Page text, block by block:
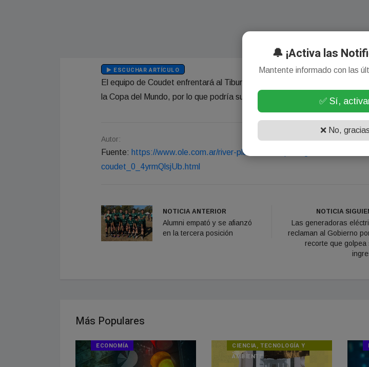
ESCUCHAR ARTÍCULO
El equipo de Coudet enfrentará al Tiburón el 17 de julio, una fecha cercana
la Copa del Mundo, por lo que podría sufrir bajas.
Autor:
Fuente: https://www.ole.com.ar/river-plate/river-copa-argentina-mundial-
coudet_0_4yrmQlsjUb.html
NOTICIA ANTERIOR
Alumni empató y se afianzó
en la tercera posición
NOTICIA
Las generadoras
reclaman al Gobierno
recorte que golpea
Más Populares
ECONOMÍA
CIENCIA, TECNOLOGÍA Y
AMBIENTE
🔔 ¡Activa las
Mantente informado con las
✅ Sí,
❌ No, gracias